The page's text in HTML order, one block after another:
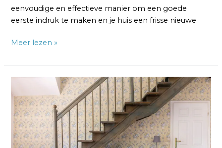
eenvoudige en effectieve manier om een goede
eerste indruk te maken en je huis een frisse nieuwe
Meer lezen »
Professionele
Schilder
voor
je
Trap: